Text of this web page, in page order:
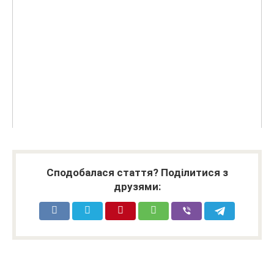
Сподобалася стаття? Поділитися з
друзями: